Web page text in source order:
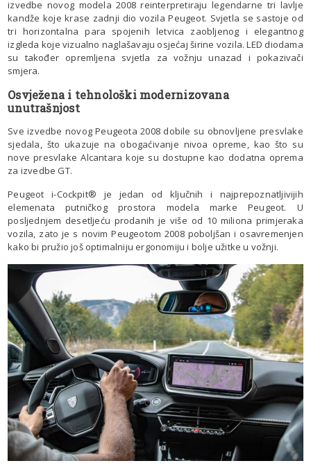
izvedbe novog modela 2008 reinterpretiraju legendarne tri lavlje
kandže koje krase zadnji dio vozila Peugeot. Svjetla se sastoje od
tri horizontalna para spojenih letvica zaobljenog i elegantnog
izgleda koje vizualno naglašavaju osjećaj širine vozila. LED diodama
su također opremljena svjetla za vožnju unazad i pokazivači
smjera.
Osvježena i tehnološki modernizovana
unutrašnjost
Sve izvedbe novog Peugeota 2008 dobile su obnovljene presvlake
sjedala, što ukazuje na obogaćivanje nivoa opreme, kao što su
nove presvlake Alcantara koje su dostupne kao dodatna oprema
za izvedbe GT.
Peugeot i-Cockpit® je jedan od ključnih i najprepoznatljivijih
elemenata putničkog prostora modela marke Peugeot. U
posljednjem desetljeću prodanih je više od 10 miliona primjeraka
vozila, zato je s novim Peugeotom 2008 poboljšan i osavremenjen
kako bi pružio još optimalniju ergonomiju i bolje užitke u vožnji.